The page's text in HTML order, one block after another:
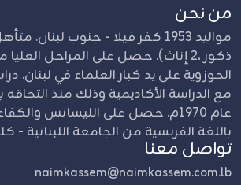
من نحن
ذكور ،2 إناث). حصل على المراحل
الحوزوية على يد كبار العلماء في لبنان.
مع الدراسة الأكاديمية وذلك منذ التحاقه
عام 1970م. حصل على الليسانس
باللغة الفرنسية من الجامعة اللبنانية -
تواصل معنا
naimkassem@naimkassem.com.lb